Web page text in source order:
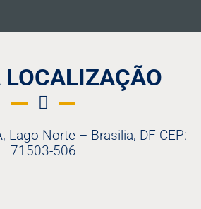
LOCALIZAÇÃO
Lago Norte – Brasilia, DF CEP:
71503-506